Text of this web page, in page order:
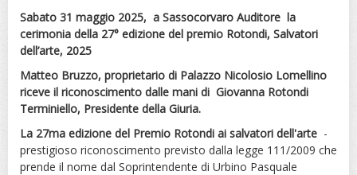
Sabato 31 maggio 2025, a Sassocorvaro Auditore la
cerimonia della 27° edizione del premio Rotondi, Salvatori
dell’arte, 2025
Matteo Bruzzo, proprietario di Palazzo Nicolosio Lomellino
riceve il riconoscimento dalle mani di Giovanna Rotondi
Terminiello, Presidente della Giuria.
La 27ma edizione del Premio Rotondi ai salvatori dell'arte -
prestigioso riconoscimento previsto dalla legge 111/2009 che
prende il nome dal Soprintendente di Urbino Pasquale